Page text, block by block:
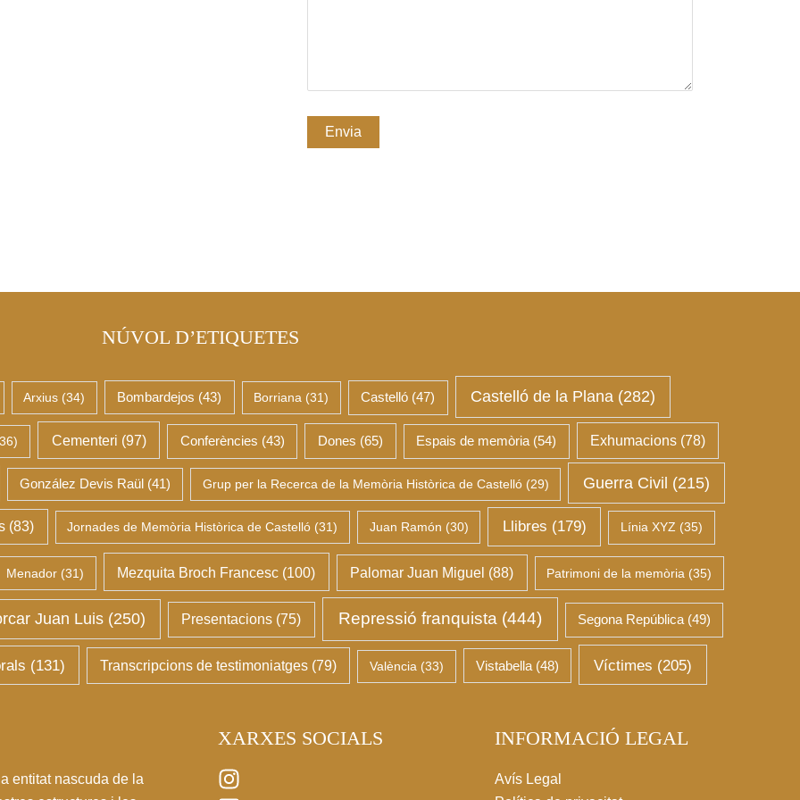
NÚVOL D’ETIQUETES
Arxius (34) Bombardejos (43) Borriana (31) Castelló (47) Castelló de la Plana(282)
Cementeri (97) Conferències (43) Dones (65) Espais de memòria (54) Exhumacions(78)
González Devis Raül (41) Grup per la Recerca de la Memòria Històrica de Castelló(29) Guerra Civil (215)
(83) Jornades de Memòria Històrica de Castelló (31) Juan Ramón (30) Llibres (179) Línia XYZ (35)
Menador (31) Mezquita Broch Francesc (100) Palomar Juan Miguel (88) Patrimoni de la memòria (35)
Juan Luis (250) Presentacions (75) Repressió franquista(444) Segona República(49)
(131) Transcripcions de testimoniatges(79) València (33) Vistabella (48) Víctimes (205)
entitat nascuda de la
XARXES SOCIALS INFORMACIÓ LEGAL
Avís Legal